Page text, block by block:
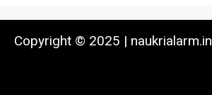
Copyright © 2025 | naukrialarm.in